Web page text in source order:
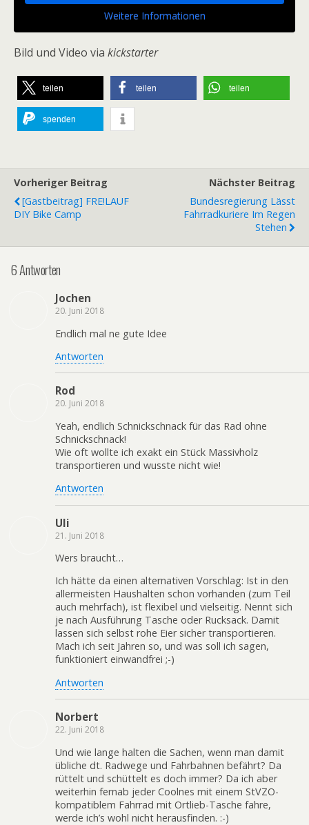
Weitere Informationen
Bild und Video via kickstarter
teilen teilen teilen
spenden
Vorheriger Beitrag
[Gastbeitrag] FRE!LAUF
DIY Bike Camp
Nächster Beitrag
Bundesregierung Lässt
Fahrradkuriere Im Regen
Stehen
6 Antworten
Jochen
20. Juni 2018
Endlich mal ne gute Idee
Antworten
Rod
20. Juni 2018
Yeah, endlich Schnickschnack für das Rad ohne
Schnickschnack!
Wie oft wollte ich exakt ein Stück Massivholz
transportieren und wusste nicht wie!
Antworten
Uli
21. Juni 2018
Wers braucht…
Ich hätte da einen alternativen Vorschlag: Ist in den
allermeisten Haushalten schon vorhanden (zum Teil
auch mehrfach), ist flexibel und vielseitig. Nennt sich
je nach Ausführung Tasche oder Rucksack. Damit
lassen sich selbst rohe Eier sicher transportieren.
Mach ich seit Jahren so, und was soll ich sagen,
funktioniert einwandfrei ;-)
Antworten
Norbert
22. Juni 2018
Und wie lange halten die Sachen, wenn man damit
übliche dt. Radwege und Fahrbahnen befährt? Da
rüttelt und schüttelt es doch immer? Da ich aber
weiterhin fernab jeder Coolnes mit einem StVZO-
kompatiblem Fahrrad mit Ortlieb-Tasche fahre,
werde ich’s wohl nicht herausfinden. :-)